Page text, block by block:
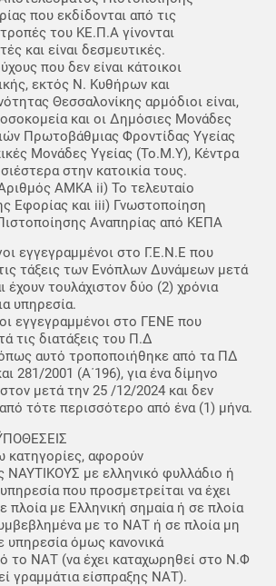
που εκδίδονται από τις
του ΚΕ.Π.Α γίνονται
και είναι δεσμευτικές.
που δεν είναι κάτοικοι
εκτός Ν. Κυθήρων και
Θεσσαλονίκης αρμόδιοι είναι,
και οι Δημόσιες Μονάδες
Πρωτοβάθμιας Φροντίδας Υγείας
Μονάδες Υγείας (Το.Μ.Υ), Κέντρα
στην κατοικία τους.
ΑΜΚΑ ii) Το τελευταίο
Εφορίας και iii) Γνωστοποίηση
Αναπηρίας από ΚΕΠΑ
εγγεγραμμένοι στο Γ.Ε.Ν.Ε που
τάξεις των Ενόπλων Δυνάμεων μετά
έχουν τουλάχιστον δύο (2) χρόνια
υπηρεσία.
εγγεγραμμένοι στο ΓΕΝΕ που
τις διατάξεις του Π.Δ
αυτό τροποποιήθηκε από τα ΠΔ
281/2001 (Α΄196), για ένα δίμηνο
μετά την 25 /12/2024 και δεν
τότε περισσότερο από ένα (1) μήνα.
κατηγορίες, αφορούν
ΝΑΥΤΙΚΟΥΣ με ελληνικό φυλλάδιο ή
που προσμετρείται να έχει
πλοία με Ελληνική σημαία ή σε πλοία
με το ΝΑΤ ή σε πλοία μη
υπηρεσία όμως κανονικά
το ΝΑΤ (να έχει καταχωρηθεί στο Ν.Φ
γραμμάτια είσπραξης ΝΑΤ).